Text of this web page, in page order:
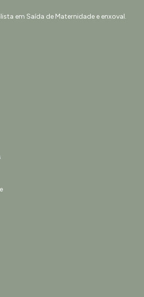
em Saída de Maternidade e enxoval.